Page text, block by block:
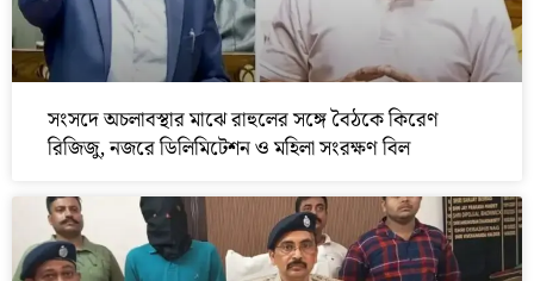
সংসদে অচলাবস্থার মাঝে রাহুলের সঙ্গে বৈঠকে কিরেণ
রিজিজু, নজরে ডিলিমিটেশন ও মহিলা সংরক্ষণ বিল